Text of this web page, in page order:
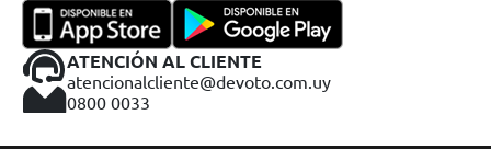
ATENCIÓN AL CLIENTE
atencionalcliente@devoto.com.uy
0800 0033